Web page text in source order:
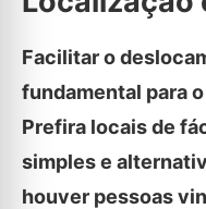
Facilitar o
fundamental para
Prefira locais de
simples e
houver pessoas